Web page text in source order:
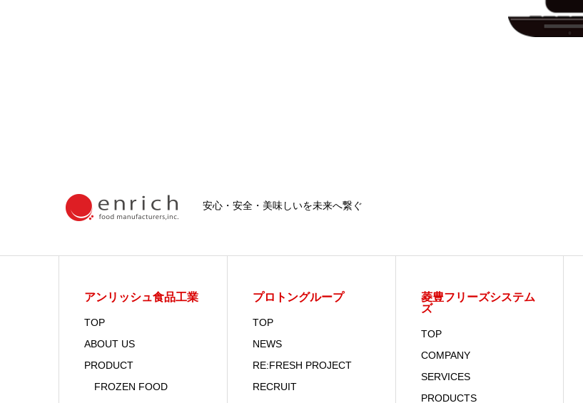
安心・安全・美味しいを未来へ繋ぐ
アンリッシュ食品工業
TOP
ABOUT US
PRODUCT
FROZEN FOOD
プロトングループ
TOP
NEWS
RE:FRESH PROJECT
RECRUIT
菱豊フリーズシステム
ズ
TOP
COMPANY
SERVICES
PRODUCTS